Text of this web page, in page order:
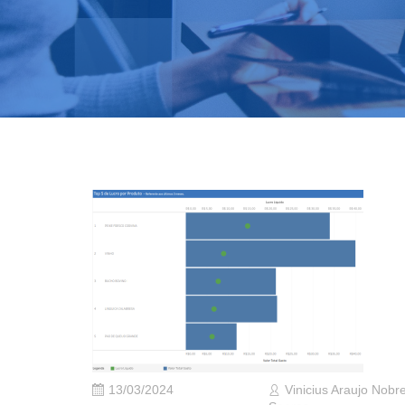
13/03/2024
Vinicius Araujo Nobre